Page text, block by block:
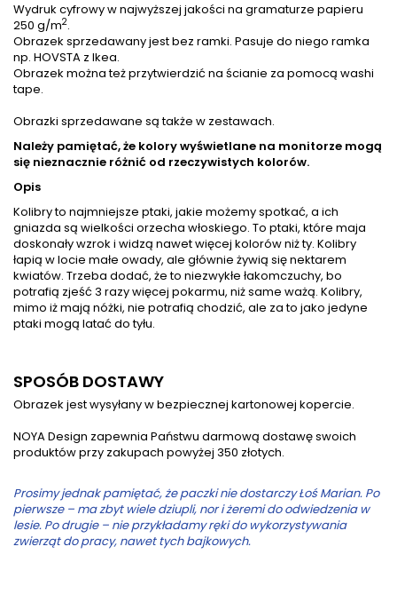
Wydruk cyfrowy w najwyższej jakości na gramaturze papieru
250 g/m2.
Obrazek sprzedawany jest bez ramki. Pasuje do niego ramka
np. HOVSTA z Ikea.
Obrazek można też przytwierdzić na ścianie za pomocą washi
tape.
Obrazki sprzedawane są także w zestawach.
Należy pamiętać, że kolory wyświetlane na monitorze mogą
się nieznacznie różnić od rzeczywistych kolorów.
Opis
Kolibry to najmniejsze ptaki, jakie możemy spotkać, a ich
gniazda są wielkości orzecha włoskiego. To ptaki, które maja
doskonały wzrok i widzą nawet więcej kolorów niż ty. Kolibry
łapią w locie małe owady, ale głównie żywią się nektarem
kwiatów. Trzeba dodać, że to niezwykłe łakomczuchy, bo
potrafią zjeść 3 razy więcej pokarmu, niż same ważą. Kolibry,
mimo iż mają nóżki, nie potrafią chodzić, ale za to jako jedyne
ptaki mogą latać do tyłu.
SPOSÓB DOSTAWY
Obrazek jest wysyłany w bezpiecznej kartonowej kopercie.
NOYA Design zapewnia Państwu darmową dostawę swoich
produktów przy zakupach powyżej 350 złotych.
Prosimy jednak pamiętać, że paczki nie dostarczy Łoś Marian. Po
pierwsze – ma zbyt wiele dziupli, nor i żeremi do odwiedzenia w
lesie. Po drugie – nie przykładamy ręki do wykorzystywania
zwierząt do pracy, nawet tych bajkowych.